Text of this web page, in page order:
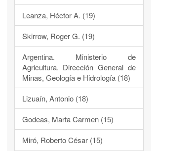
Leanza, Héctor A. (19)
Skirrow, Roger G. (19)
Argentina. Ministerio de
Agricultura. Dirección General de
Minas, Geología e Hidrología (18)
Lizuaín, Antonio (18)
Godeas, Marta Carmen (15)
Miró, Roberto César (15)